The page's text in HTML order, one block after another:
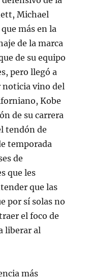
Michael
más en la
de la marca
de su equipo
pero llegó a
noticia vino del
Kobe
de su carrera
tendón de
temporada
de
que les
que las
por sí solas no
el foco de
liberar al
más